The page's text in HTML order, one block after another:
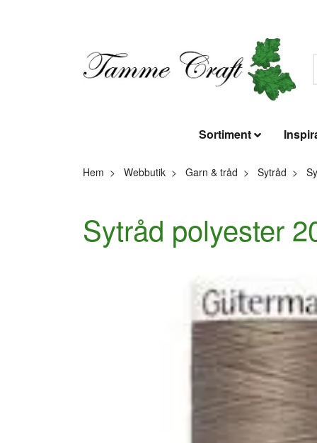
Sortiment
Hem Webbutik Garn & tråd Sytråd
Sytråd polyester